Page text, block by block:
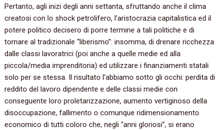
Pertanto, agli inizi degli anni settanta, sfruttando anche il clima
creatosi con lo shock petrolifero, l’aristocrazia capitalistica ed il
potere politico decisero di porre termine a tali politiche e di
tornare al tradizionale “liberismo”: insomma, di drenare ricchezza
dalle classi lavoratrici (poi anche a quelle medie ed alla
piccola/media imprenditoria) ed utilizzare i finanziamenti statali
solo per se stessa. Il risultato l’abbiamo sotto gli occhi: perdita di
reddito del lavoro dipendente e delle classi medie con
conseguente loro proletarizzazione, aumento vertiginoso della
disoccupazione, fallimento o comunque ridimensionamento
economico di tutti coloro che, negli “anni gloriosi”, si erano